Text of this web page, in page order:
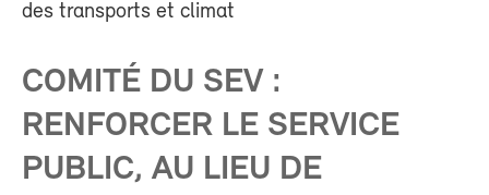
des transports et climat
COMITÉ DU SEV :
RENFORCER LE SERVICE
PUBLIC, AU LIEU DE